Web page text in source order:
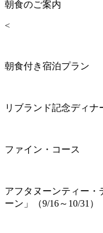
朝食のご案内
<
朝食付き宿泊プラン
リブランド記念ディナ
ファイン・コース
アフタヌーンティー・
ーン」（9/16～10/31）